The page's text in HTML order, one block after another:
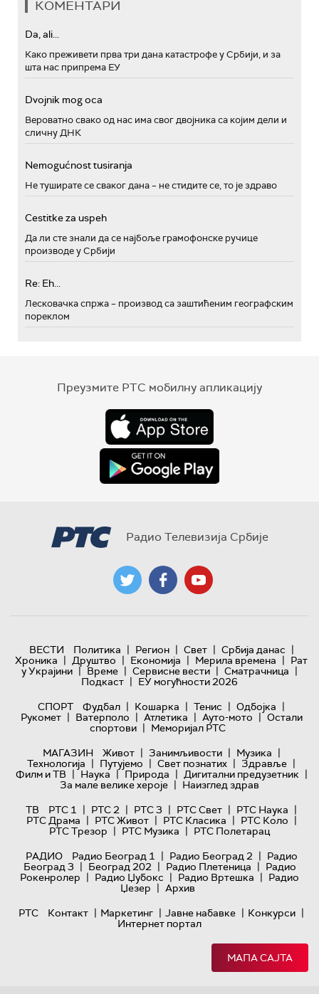
КОМЕНТАРИ
Da, ali...
Како преживети прва три дана катастрофе у Србији, и за
шта нас припрема ЕУ
Dvojnik mog oca
Вероватно свако од нас има свог двојника са којим дели и
сличну ДНК
Nemogućnost tusiranja
Не туширате се сваког дана – не стидите се, то је здраво
Cestitke za uspeh
Да ли сте знали да се најбоље грамофонске ручице
производе у Србији
Re: Eh...
Лесковачка спржа – производ са заштићеним географским
пореклом
Преузмите РТС мобилну апликацију
Радио Телевизија Србије
ВЕСТИ Политика | Регион | Свет | Србија данас |
Хроника | Друштво | Економија | Мерила времена | Рат
у Украјини | Време | Сервисне вести | Сматрачница |
Подкаст | ЕУ могућности 2026
СПОРТ
Фудбал | Кошарка | Тенис | Одбојка |
Рукомет | Ватерполо | Атлетика | Ауто-мото | Остали
спортови | Меморијал РТС
МАГАЗИН
Живот | Занимљивости | Музика |
Технологијa | Путујемо | Свет познатих | Здравље |
Филм и ТВ | Наука | Природа | Дигитални предузетник |
За мале велике хероје | Наизглед здрав
ТВ
РТС 1 | РТС 2 | РТС 3 | РТС Свет | РТС Наука |
РТС Драма | РТС Живот | РТС Класика | РТС Коло |
РТС Трезор | РТС Музика | РТС Полетарац
РАДИО
Радио Београд 1 | Радио Београд 2 | Радио
Београд 3 | Београд 202 | Радио Плетеница | Радио
Рокенролер | Радио Џубокс | Радио Вртешка | Радио
Џезер | Архив
РТС
Контакт | Маркетинг | Јавне набавке | Конкурси |
Интернет портал
МАПА САЈТА